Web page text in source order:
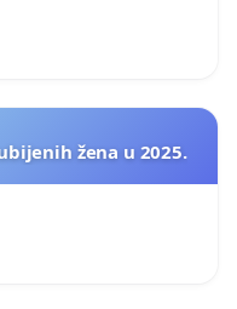
žena u 2025.